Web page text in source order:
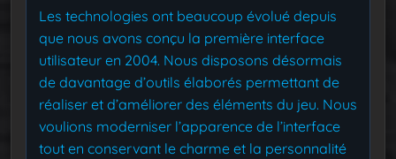
Les technologies ont beaucoup évolué depuis
que nous avons conçu la première interface
utilisateur en 2004. Nous disposons désormais
de davantage d’outils élaborés permettant de
réaliser et d’améliorer des éléments du jeu. Nous
voulions moderniser l’apparence de l’interface
tout en conservant le charme et la personnalité